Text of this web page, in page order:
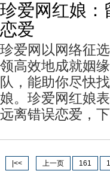
珍爱网红娘：
恋爱
珍爱网以网络征
领高效地成就姻
队，能助你尽快
娘。珍爱网红娘
远离错误恋爱，
|<< 上一页 161